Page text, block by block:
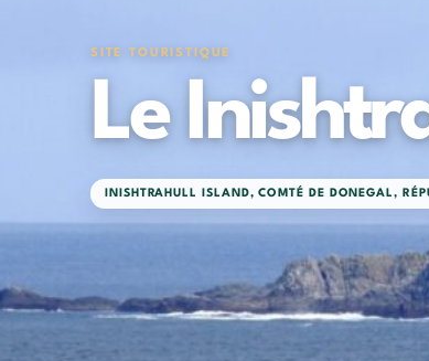
SITE TOURISTIQUE
Le
INISHTRAHULL ISLAND,COMTÉ DE DONEGAL,